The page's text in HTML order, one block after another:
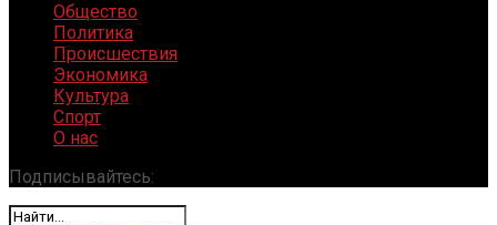
Общество
Политика
Происшествия
Экономика
Культура
Спорт
О нас
Подписывайтесь: